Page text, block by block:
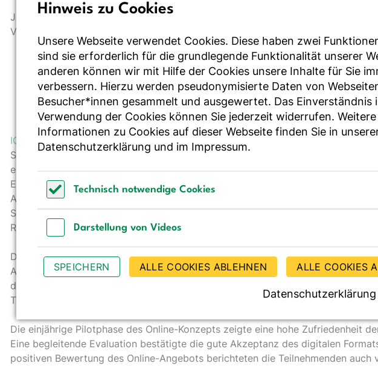
Je nach den individuellen Bedürfnissen und Vorlieben steht das DGE-Programm
Verfügung:
Online-Gruppenkurse
Gruppenkurse in Präsenz
Selbsthilfemanual
ICH-nehme-ab
basiert auf einem verhaltensorientierten Ansatz in 12 Schritten
Schwerpunkten Ernährung, Bewegung und Entspannung. In drei Kurseinheiten
einer gesundheitsfördernden und ökologisch nachhaltigen Ernährung anhand des
Ernährungskreises und der DGE-Empfehlungen vermittelt. Zwei weitere
Alltagsbewegung und körperlichen Aktivität. Darüber hinaus behandelt das
Selbstfürsorge, Stressbewältigung, Ausnahmen im Alltag sowie den Umgang mit
Rückfällen.
Das neue Online-Angebot verbindet die Vorteile einer flexiblen Teilnahme von
Austausch in der Gruppe. In den 90-minütigen Live-Onlinetreffen ist
die Kursleitung, die Bearbeitung der Kursthemen und den Erfahrungsaustausch
Teilnehmenden.
Die einjährige Pilotphase des Online-Konzepts zeigte eine hohe Zufriedenheit
Eine begleitende Evaluation bestätigte die gute Akzeptanz des digitalen
positiven Bewertung des Online-Angebots berichteten die Teilnehmenden auch
Hinweis zu Cookies
Unsere Webseite verwendet Cookies. Diese haben zwei
sind sie erforderlich für die grundlegende Funktionalität unserer
anderen können wir mit Hilfe der Cookies unsere Inhalte für Sie
verbessern. Hierzu werden pseudonymisierte Daten von
Besucher*innen gesammelt und ausgewertet. Das Einverständnis
Verwendung der Cookies können Sie jederzeit widerrufen. Weitere
Informationen zu Cookies auf dieser Webseite finden Sie in
Datenschutzerklärung und im Impressum.
Technisch notwendige Cookies
Darstellung von Videos
SPEICHERN
ALLE COOKIES ABLEHNEN ALLE COOKIES
Datenschutzerklärung